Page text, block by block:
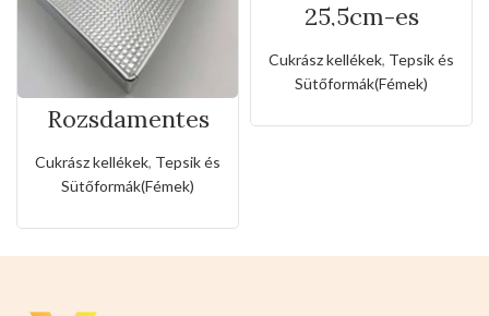
Rozsdamentes
Cukrász kellékek, Tepsik és
Sütőformák(Fémek)
25,5cm-es
tapadásmentes
kuglóf sütőforma
Cukrász kellékek, Tepsik és
Sütőformák(Fémek)